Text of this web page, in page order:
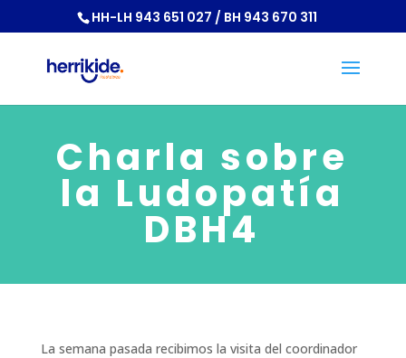
HH-LH 943 651 027 / BH 943 670 311
Charla sobre
la Ludopatía
DBH4
La semana pasada recibimos la visita del coordinador